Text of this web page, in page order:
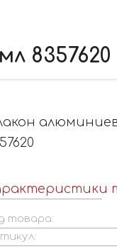
8357620
товара: